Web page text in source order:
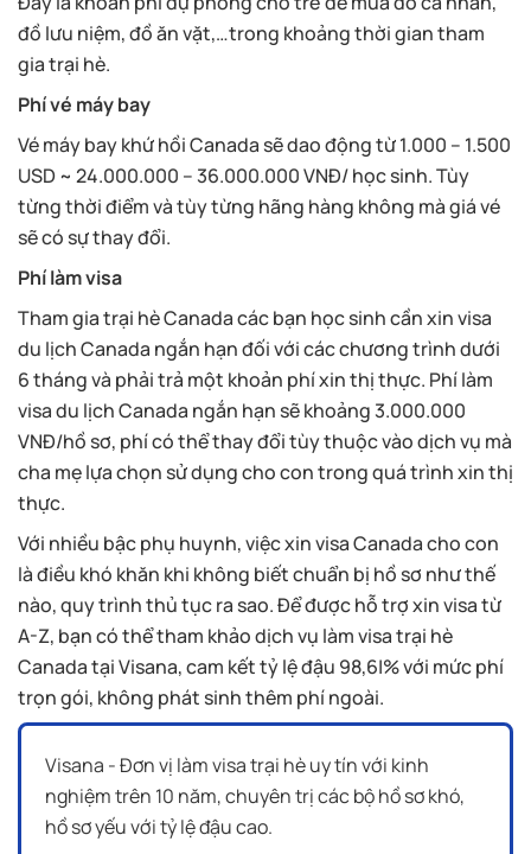
đồ lưu niệm, đồ ăn vặt,…trong khoảng thời gian tham
gia trại hè.
Phí vé máy bay
Vé máy bay khứ hồi Canada sẽ dao động từ 1.000 – 1.500
USD ~ 24.000.000 – 36.000.000 VNĐ/ học sinh. Tùy
từng thời điểm và tùy từng hãng hàng không mà giá vé
sẽ có sự thay đổi.
Phí làm visa
Tham gia trại hè Canada các bạn học sinh cần xin visa
du lịch Canada ngắn hạn đối với các chương trình dưới
6 tháng và phải trả một khoản phí xin thị thực. Phí làm
visa du lịch Canada ngắn hạn sẽ khoảng 3.000.000
VNĐ/hồ sơ, phí có thể thay đổi tùy thuộc vào dịch vụ mà
cha mẹ lựa chọn sử dụng cho con trong quá trình xin thị
thực.
Với nhiều bậc phụ huynh, việc xin visa Canada cho con
là điều khó khăn khi không biết chuẩn bị hồ sơ như thế
nào, quy trình thủ tục ra sao. Để được hỗ trợ xin visa từ
A-Z, bạn có thể tham khảo dịch vụ làm visa trại hè
Canada tại Visana, cam kết tỷ lệ đậu 98,6|% với mức phí
trọn gói, không phát sinh thêm phí ngoài.
Visana - Đơn vị làm visa trại hè uy tín với kinh
nghiệm trên 10 năm, chuyên trị các bộ hồ sơ khó,
hồ sơ yếu với tỷ lệ đậu cao.